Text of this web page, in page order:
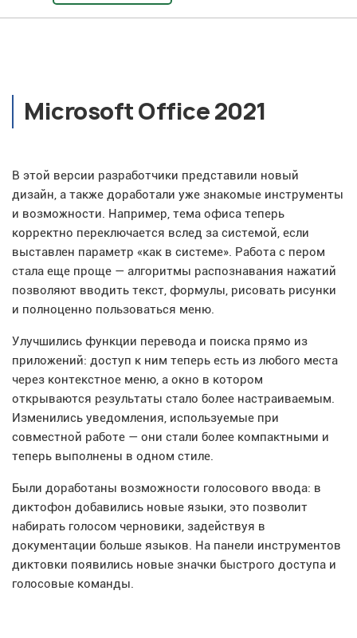
Microsoft Office 2021
В этой версии разработчики представили новый
дизайн, а также доработали уже знакомые инструменты
и возможности. Например, тема офиса теперь
корректно переключается вслед за системой, если
выставлен параметр «как в системе». Работа с пером
стала еще проще — алгоритмы распознавания нажатий
позволяют вводить текст, формулы, рисовать рисунки
и полноценно пользоваться меню.
Улучшились функции перевода и поиска прямо из
приложений: доступ к ним теперь есть из любого места
через контекстное меню, а окно в котором
открываются результаты стало более настраиваемым.
Изменились уведомления, используемые при
совместной работе — они стали более компактными и
теперь выполнены в одном стиле.
Были доработаны возможности голосового ввода: в
диктофон добавились новые языки, это позволит
набирать голосом черновики, задействуя в
документации больше языков. На панели инструментов
диктовки появились новые значки быстрого доступа и
голосовые команды.